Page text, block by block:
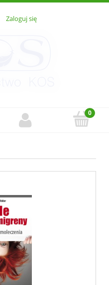
Zaloguj się